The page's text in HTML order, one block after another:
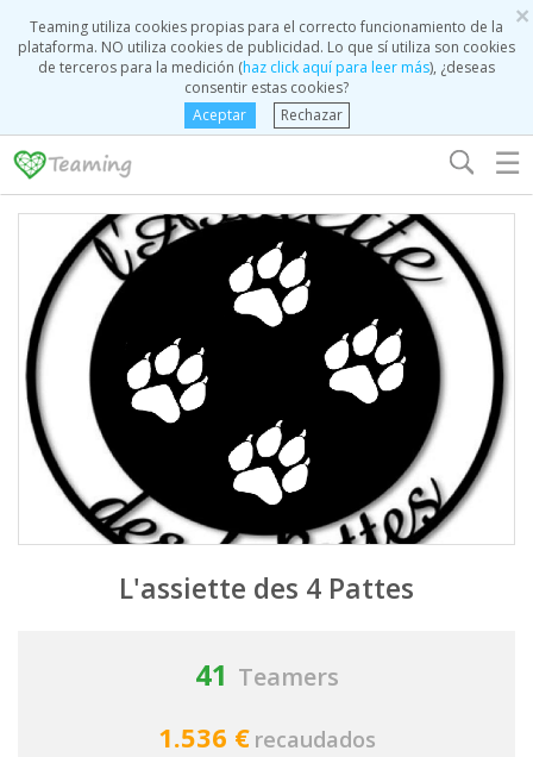
×
Teaming utiliza cookies propias para el correcto funcionamiento de la
plataforma. NO utiliza cookies de publicidad. Lo que sí utiliza son cookies
de terceros para la medición (haz click aquí para leer más), ¿deseas
consentir estas cookies?
Aceptar
Rechazar
☰
L'assiette des 4 Pattes
41 Teamers
1.536 € recaudados